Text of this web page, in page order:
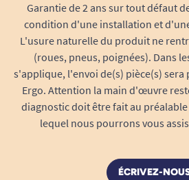
fournisseurs.
Fenêtre de contrôle de
Située à l’avant du
transparente offre une
sur le niveau de papier
ingénieux permet
stocks : fini les ruptures
s’effectue au bon
Garantie de 2 ans sur tout défaut
condition d'une installation et
L'usure naturelle du produit ne
(roues, pneus, poignées). Dans
s'applique, l'envoi de(s) pièce(s) sera
Ergo. Attention la main d'œuvre
diagnostic doit être fait au
lequel nous pourrons vous
ÉCRIVEZ-